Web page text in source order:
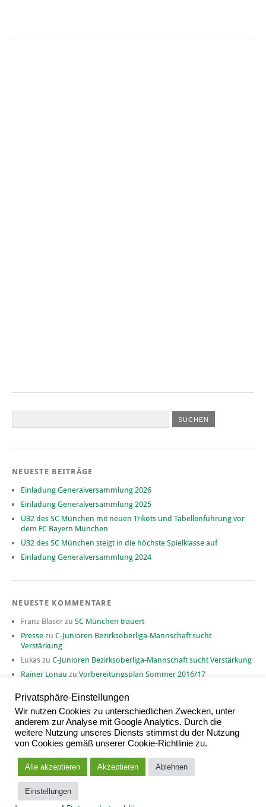
NEUESTE BEITRÄGE
Einladung Generalversammlung 2026
Einladung Generalversammlung 2025
Ü32 des SC München mit neuen Trikots und Tabellenführung vor
dem FC Bayern München
Ü32 des SC München steigt in die höchste Spielklasse auf
Einladung Generalversammlung 2024
NEUESTE KOMMENTARE
Franz Blaser zu SC München trauert
Presse zu C-Junioren Bezirksoberliga-Mannschaft sucht
Verstärkung
Lukas zu C-Junioren Bezirksoberliga-Mannschaft sucht Verstärkung
Rainer Lonau zu Vorbereitungsplan Sommer 2016/17
ARCHIV
Proudly powered by
Privatsphäre-Einstellungen
Wir nutzen Cookies zu unterschiedlichen Zwecken, unter
anderem zur Analyse mit Google Analytics. Durch die
weitere Nutzung unseres Diensts stimmst du der Nutzung
von Cookies gemäß unserer Cookie-Richtlinie zu.
Alle akzeptieren Akzeptieren Ablehnen
Einstellungen